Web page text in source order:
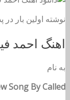
نوشته اولین بار در
اهنگ احمد
به نام
Song By Called